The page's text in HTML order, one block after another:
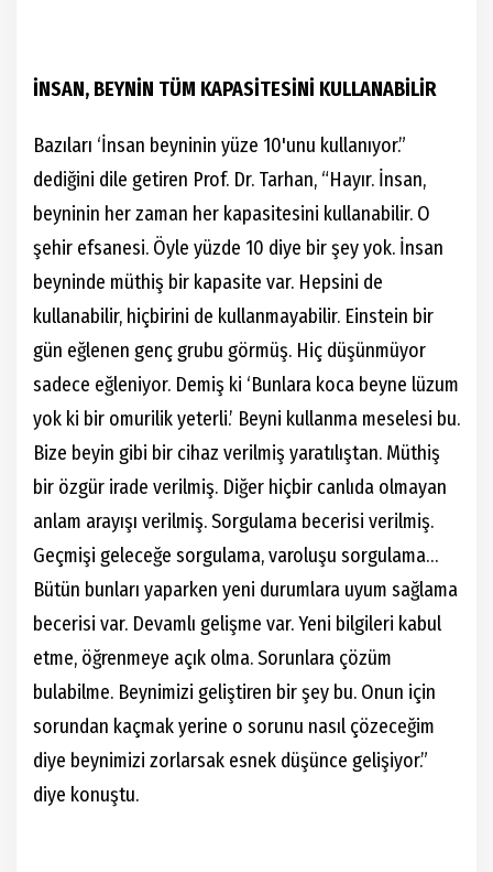
İNSAN, BEYNİN TÜM KAPASİTESİNİ KULLANABİLİR
Bazıları ‘İnsan beyninin yüze 10'unu kullanıyor.”
dediğini dile getiren Prof. Dr. Tarhan, “Hayır. İnsan,
beyninin her zaman her kapasitesini kullanabilir. O
şehir efsanesi. Öyle yüzde 10 diye bir şey yok. İnsan
beyninde müthiş bir kapasite var. Hepsini de
kullanabilir, hiçbirini de kullanmayabilir. Einstein bir
gün eğlenen genç grubu görmüş. Hiç düşünmüyor
sadece eğleniyor. Demiş ki ‘Bunlara koca beyne lüzum
yok ki bir omurilik yeterli.’ Beyni kullanma meselesi bu.
Bize beyin gibi bir cihaz verilmiş yaratılıştan. Müthiş
bir özgür irade verilmiş. Diğer hiçbir canlıda olmayan
anlam arayışı verilmiş. Sorgulama becerisi verilmiş.
Geçmişi geleceğe sorgulama, varoluşu sorgulama…
Bütün bunları yaparken yeni durumlara uyum sağlama
becerisi var. Devamlı gelişme var. Yeni bilgileri kabul
etme, öğrenmeye açık olma. Sorunlara çözüm
bulabilme. Beynimizi geliştiren bir şey bu. Onun için
sorundan kaçmak yerine o sorunu nasıl çözeceğim
diye beynimizi zorlarsak esnek düşünce gelişiyor.”
diye konuştu.